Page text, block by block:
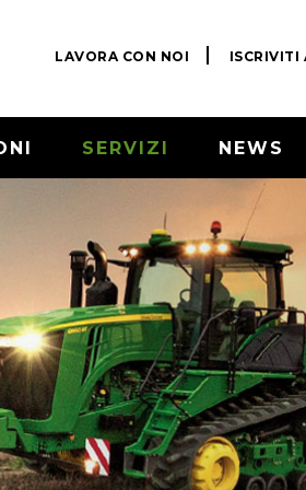
LAVORA CON NOI ISCRIVITI
SERVIZI NEWS